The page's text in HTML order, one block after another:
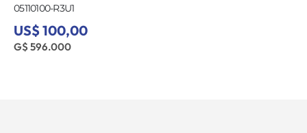
05110100-R3U1
US$ 100,00
G$ 596.000